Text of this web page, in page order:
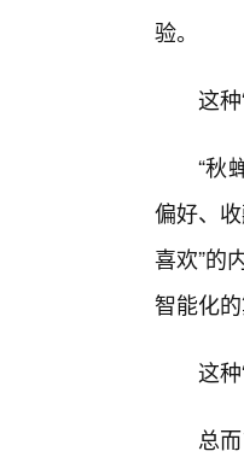
验。
这
“秋
偏好、
喜欢”的
智能化
这
总